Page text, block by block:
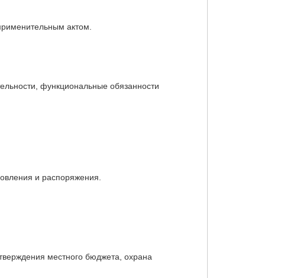
актом.
функциональные обязанности
и распоряжения.
местного бюджета, охрана